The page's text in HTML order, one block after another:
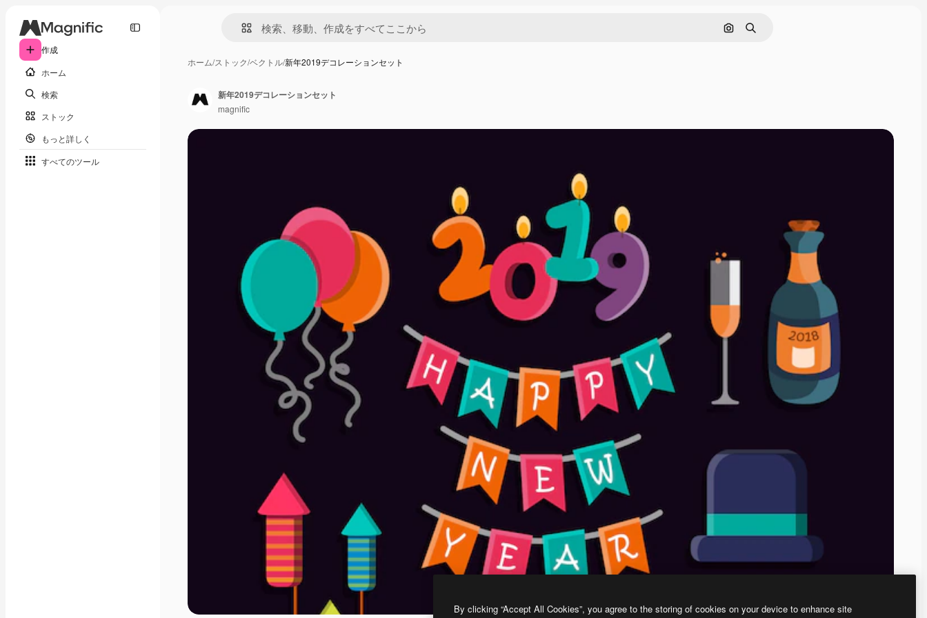
作成
ホーム
検索
ストック
もっと詳しく
すべてのツール
画像で検索
検索
ホーム/ストック/ベクトル/新年2019デコレーションセット
新年2019デコレーションセット
magnific
By clicking “Accept All Cookies”, you agree to the storing of cookies on your device to enhance site